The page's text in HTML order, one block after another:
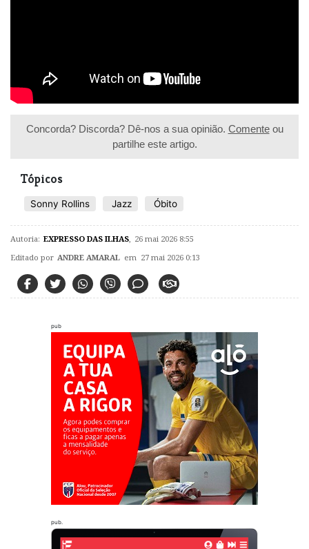
Concorda? Discorda? Dê-nos a sua opinião. Comenteou
partilhe este artigo.
Tópicos
Sonny Rollins Jazz Óbito
Autoria: EXPRESSO DAS ILHAS, 26 mai 2026 8:55
Editado por ANDRE AMARAL em 27 mai 2026 0:13
pub
pub.